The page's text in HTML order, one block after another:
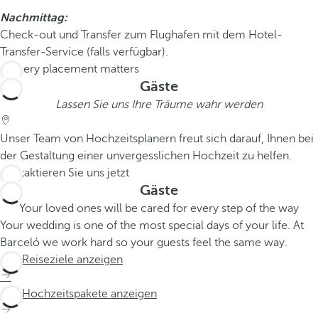
Nachmittag:
Check-out und Transfer zum Flughafen mit dem Hotel-
Transfer-Service (falls verfügbar).
Gäste
Lassen Sie uns Ihre Träume wahr werden
Unser Team von Hochzeitsplanern freut sich darauf, Ihnen bei
der Gestaltung einer unvergesslichen Hochzeit zu helfen.
Kontaktieren Sie uns jetzt
Gäste
Your loved ones will be cared for every step of the way
Your wedding is one of the most special days of your life. At
Barceló we work hard so your guests feel the same way.
Alle Reiseziele anzeigen
Alle Hochzeitspakete anzeigen